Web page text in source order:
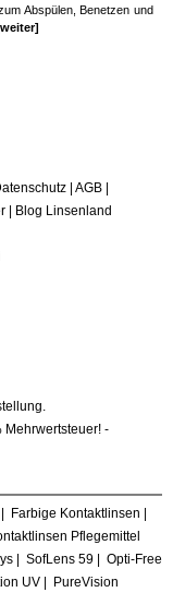
Abspülen, Benetzen und
| AGB|
| Blog Linsenland
Mehrwertsteuer! -
| Farbige Kontaktlinsen |
Pflegemittel
| SofLens 59 | Opti-Free
UV| PureVision